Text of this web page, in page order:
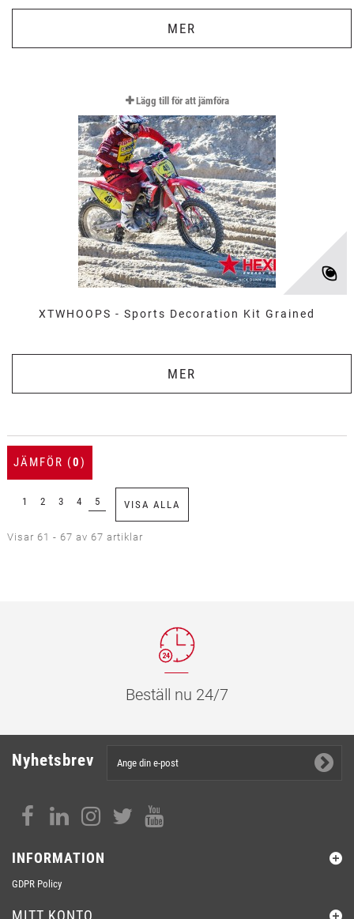
MER
XTWHOOPS - Sports Decoration Kit Grained
MER
Lägg till för att jämföra
JÄMFÖR (0)
VISA ALLA
1 2 3 4 5
Visar 61 - 67 av 67 artiklar
Beställ nu 24/7
Nyhetsbrev
INFORMATION
GDPR Policy
MITT KONTO